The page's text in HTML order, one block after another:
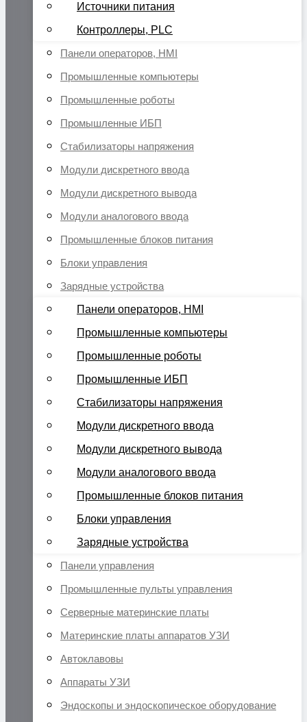
Источники питания
Контроллеры, PLC
Панели операторов, HMI
Промышленные компьютеры
Промышленные роботы
Промышленные ИБП
Стабилизаторы напряжения
Модули дискретного ввода
Модули дискретного вывода
Модули аналогового ввода
Промышленные блоков питания
Блоки управления
Зарядные устройства
Панели операторов, HMI
Промышленные компьютеры
Промышленные роботы
Промышленные ИБП
Стабилизаторы напряжения
Модули дискретного ввода
Модули дискретного вывода
Модули аналогового ввода
Промышленные блоков питания
Блоки управления
Зарядные устройства
Панели управления
Промышленные пульты управления
Серверные материнские платы
Материнские платы аппаратов УЗИ
Автоклавовы
Аппараты УЗИ
Эндоскопы и эндоскопическое оборудование